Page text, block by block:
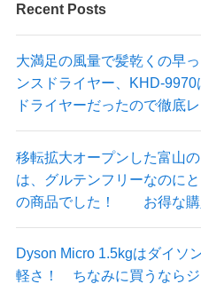
Recent Posts
大満足の風量で髪乾くの早
ンスドライヤー、KHD-
ドライヤーだったので徹底
移転拡大オープンした富山
は、グルテンフリーなのに
の商品でした！ お得な購
Dyson Micro 1.5kgはダイソ
軽さ！ ちなみに買うならジ